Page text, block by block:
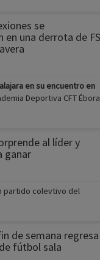
se
en una derrota de FS
en su encuentro en
Deportiva CFT Ébora
al líder y
ganar
partido colevtivo del
de semana regresa
fútbol sala